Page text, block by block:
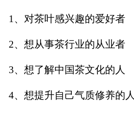
1、对茶叶感兴趣的爱好者
2、想从事茶行业的从业者
3、想了解中国茶文化的人
4、想提升自己气质修养的人